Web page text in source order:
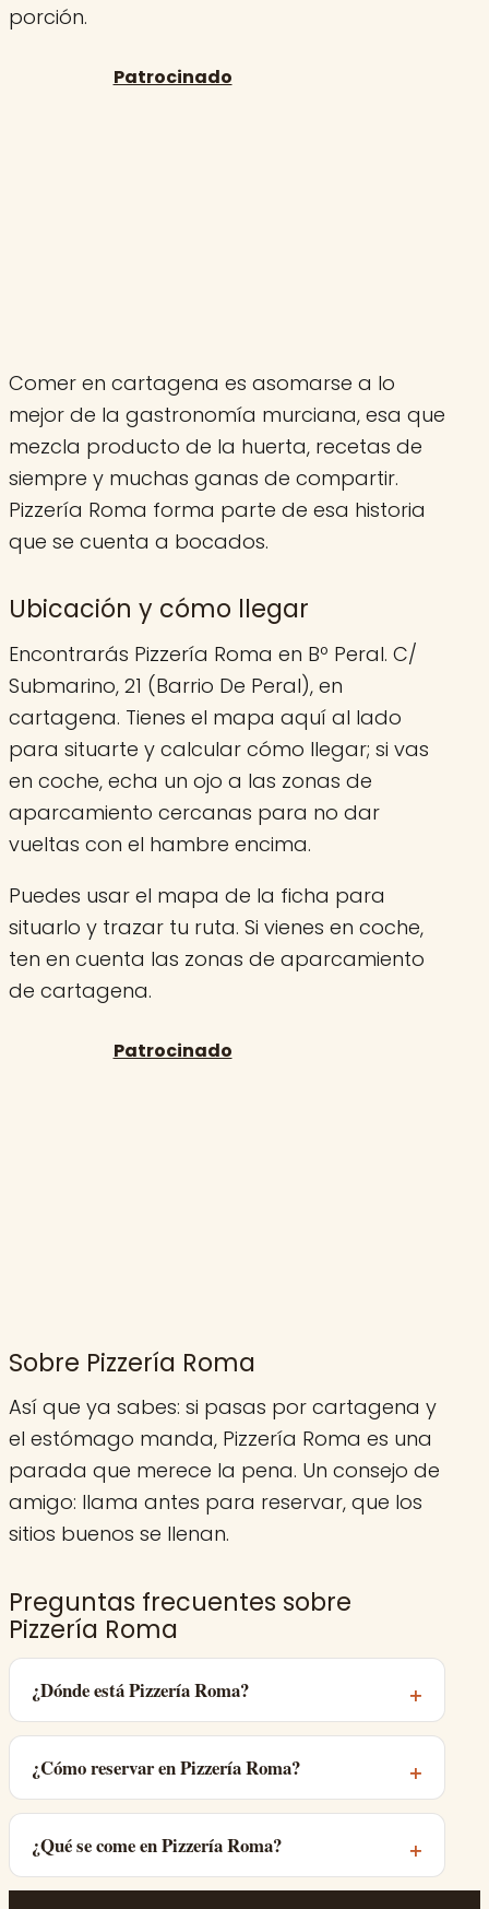
porción.
Comer en cartagena es asomarse a lo
mejor de la gastronomía murciana, esa que
mezcla producto de la huerta, recetas de
siempre y muchas ganas de compartir.
Pizzería Roma forma parte de esa historia
que se cuenta a bocados.
Ubicación y cómo llegar
Encontrarás Pizzería Roma en Bº Peral. C/
Submarino, 21 (Barrio De Peral), en
cartagena. Tienes el mapa aquí al lado
para situarte y calcular cómo llegar; si vas
en coche, echa un ojo a las zonas de
aparcamiento cercanas para no dar
vueltas con el hambre encima.
Puedes usar el mapa de la ficha para
situarlo y trazar tu ruta. Si vienes en coche,
ten en cuenta las zonas de aparcamiento
de cartagena.
Sobre Pizzería Roma
Así que ya sabes: si pasas por cartagena y
el estómago manda, Pizzería Roma es una
parada que merece la pena. Un consejo de
amigo: llama antes para reservar, que los
sitios buenos se llenan.
Preguntas frecuentes sobre
Pizzería Roma
¿Dónde está Pizzería Roma?
¿Cómo reservar en Pizzería Roma?
¿Qué se come en Pizzería Roma?